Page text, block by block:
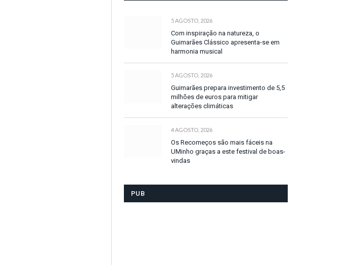
5 AGOSTO, 2026
Com inspiração na natureza, o
Guimarães Clássico apresenta-se em
harmonia musical
5 AGOSTO, 2026
Guimarães prepara investimento de 5,5
milhões de euros para mitigar
alterações climáticas
4 AGOSTO, 2026
Os Recomeços são mais fáceis na
UMinho graças a este festival de boas-
vindas
PUB